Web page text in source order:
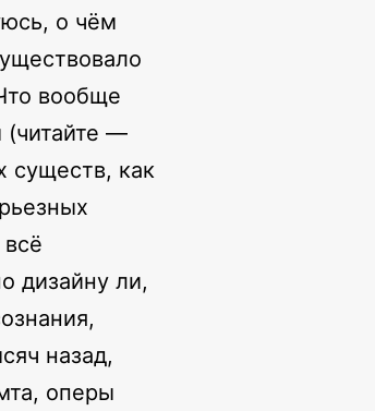
о чём
вообще
(читайте —
существ, как
дизайну ли,
назад,
оперы